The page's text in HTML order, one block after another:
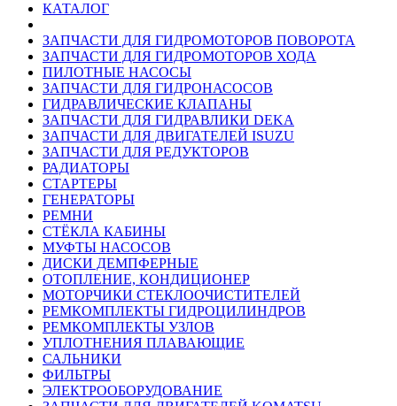
КАТАЛОГ
ЗАПЧАСТИ ДЛЯ ГИДРОМОТОРОВ ПОВОРОТА
ЗАПЧАСТИ ДЛЯ ГИДРОМОТОРОВ ХОДА
ПИЛОТНЫЕ НАСОСЫ
ЗАПЧАСТИ ДЛЯ ГИДРОНАСОСОВ
ГИДРАВЛИЧЕСКИЕ КЛАПАНЫ
ЗАПЧАСТИ ДЛЯ ГИДРАВЛИКИ DEKA
ЗАПЧАСТИ ДЛЯ ДВИГАТЕЛЕЙ ISUZU
ЗАПЧАСТИ ДЛЯ РЕДУКТОРОВ
РАДИАТОРЫ
СТАРТЕРЫ
ГЕНЕРАТОРЫ
РЕМНИ
СТЁКЛА КАБИНЫ
МУФТЫ НАСОСОВ
ДИСКИ ДЕМПФЕРНЫЕ
ОТОПЛЕНИЕ, КОНДИЦИОНЕР
МОТОРЧИКИ СТЕКЛООЧИСТИТЕЛЕЙ
РЕМКОМПЛЕКТЫ ГИДРОЦИЛИНДРОВ
РЕМКОМПЛЕКТЫ УЗЛОВ
УПЛОТНЕНИЯ ПЛАВАЮЩИЕ
САЛЬНИКИ
ФИЛЬТРЫ
ЭЛЕКТРООБОРУДОВАНИЕ